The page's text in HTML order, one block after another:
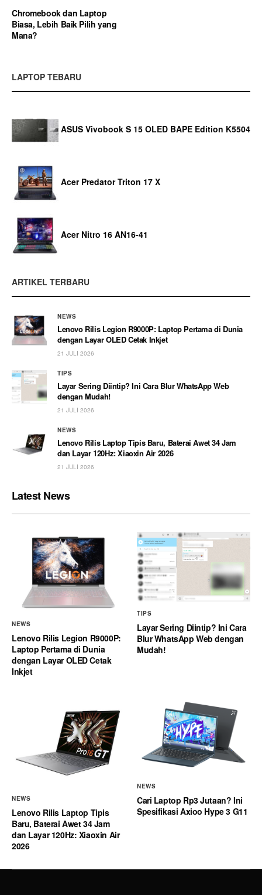
Chromebook dan Laptop
Biasa, Lebih Baik Pilih yang
Mana?
LAPTOP TEBARU
ASUS Vivobook S 15 OLED BAPE Edition K5504
Acer Predator Triton 17 X
Acer Nitro 16 AN16-41
ARTIKEL TERBARU
NEWS
Lenovo Rilis Legion R9000P: Laptop Pertama di Dunia
dengan Layar OLED Cetak Inkjet
21 JULI 2026
TIPS
Layar Sering Diintip? Ini Cara Blur WhatsApp Web
dengan Mudah!
21 JULI 2026
NEWS
Lenovo Rilis Laptop Tipis Baru, Baterai Awet 34 Jam
dan Layar 120Hz: Xiaoxin Air 2026
21 JULI 2026
Latest News
NEWS
Lenovo Rilis Legion R9000P:
Laptop Pertama di Dunia
dengan Layar OLED Cetak
Inkjet
TIPS
Layar Sering Diintip? Ini Cara
Blur WhatsApp Web dengan
Mudah!
NEWS
Lenovo Rilis Laptop Tipis
Baru, Baterai Awet 34 Jam
dan Layar 120Hz: Xiaoxin Air
2026
NEWS
Cari Laptop Rp3 Jutaan? Ini
Spesifikasi Axioo Hype 3 G11